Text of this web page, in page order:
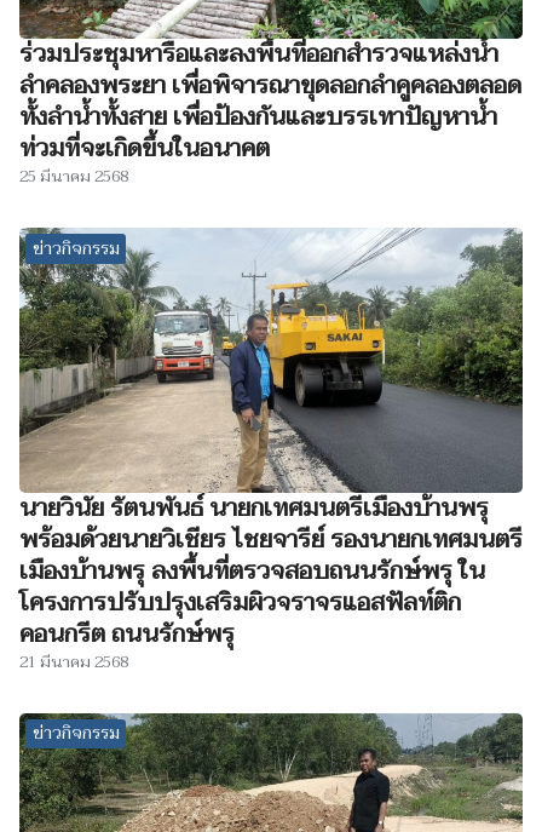
ทศบาล
ร่วมประชุมหารือและลงพื้นที่ออกสำรวจแหล่งน้ำ
ลำคลองพระยา เพื่อพิจารณาขุดลอกลำคูคลองตลอด
ทั้งลำน้ำทั้งสาย เพื่อป้องกันและบรรเทาปัญหาน้ำ
ท่วมที่จะเกิดขึ้นในอนาคต
25 มีนาคม 2568
ข่าวกิจกรรม
นายวินัย รัตนพันธ์ นายกเทศมนตรีเมืองบ้านพรุ
พร้อมด้วยนายวิเชียร ไชยจารีย์ รองนายกเทศมนตรี
เมืองบ้านพรุ ลงพื้นที่ตรวจสอบถนนรักษ์พรุ ใน
โครงการปรับปรุงเสริมผิวจราจรแอสฟัลท์ติก
คอนกรีต​ ถนนรักษ์​พรุ
21 มีนาคม 2568
ข่าวกิจกรรม